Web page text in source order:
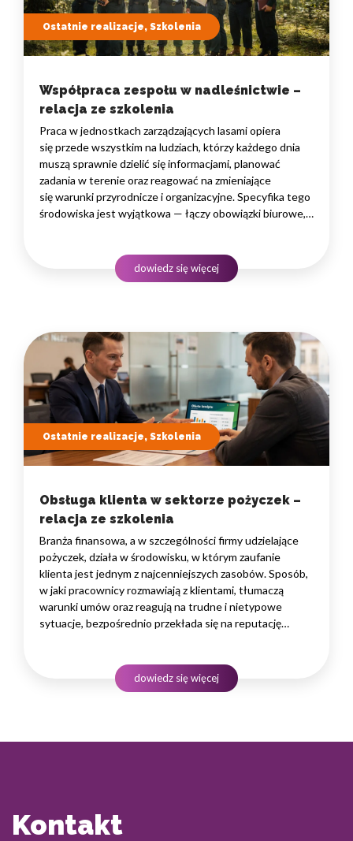
Ostatnie realizacje, Szkolenia
Współpraca zespołu w nadleśnictwie –
relacja ze szkolenia
Praca w jednostkach zarządzających lasami opiera
się przede wszystkim na ludziach, którzy każdego dnia
muszą sprawnie dzielić się informacjami, planować
zadania w terenie oraz reagować na zmieniające
się warunki przyrodnicze i organizacyjne. Specyfika tego
środowiska jest wyjątkowa — łączy obowiązki biurowe,
podejmowania decyzji. W takim środowisku
to nie pojedyncze kompetencje, lecz dobrze…
dowiedz się więcej
Ostatnie realizacje, Szkolenia
Obsługa klienta w sektorze pożyczek –
relacja ze szkolenia
Branża finansowa, a w szczególności firmy udzielające
pożyczek, działa w środowisku, w którym zaufanie
klienta jest jednym z najcenniejszych zasobów. Sposób,
w jaki pracownicy rozmawiają z klientami, tłumaczą
warunki umów oraz reagują na trudne i nietypowe
sytuacje, bezpośrednio przekłada się na reputację
produktowej, lecz także rozwiniętych kompetencji
komunikacyjnych, empatii…
dowiedz się więcej
Kontakt